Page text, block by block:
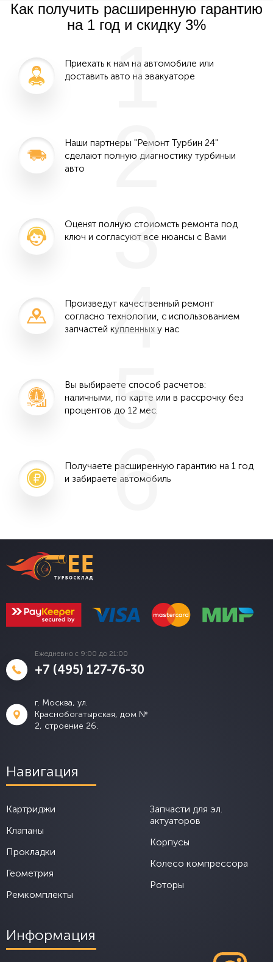
Как получить расширенную гарантию
на 1 год и скидку 3%
Приехать к нам на автомобиле или
доставить авто на эвакуаторе
1
Наши партнеры "Ремонт Турбин 24"
сделают полную диагностику турбиныи
авто
2
Оценят полную стоиомсть ремонта под
ключ и согласуют все нюансы с Вами
3
Произведут качественный ремонт
согласно технологии, с использованием
запчастей купленных у нас
4
Вы выбираете способ расчетов:
наличными, по карте или в рассрочку без
процентов до 12 мес.
5
Получаете расширенную гарантию на 1 год
и забираете автомобиль
6
Ежедневно с 9:00 до 21:00
+7 (495) 127-76-30
г. Москва, ул.
Краснобогатырская, дом №
2, строение 26.
Навигация
Картриджи
Клапаны
Прокладки
Геометрия
Ремкомплекты
Запчасти для эл.
актуаторов
Корпусы
Колесо компрессора
Роторы
Информация